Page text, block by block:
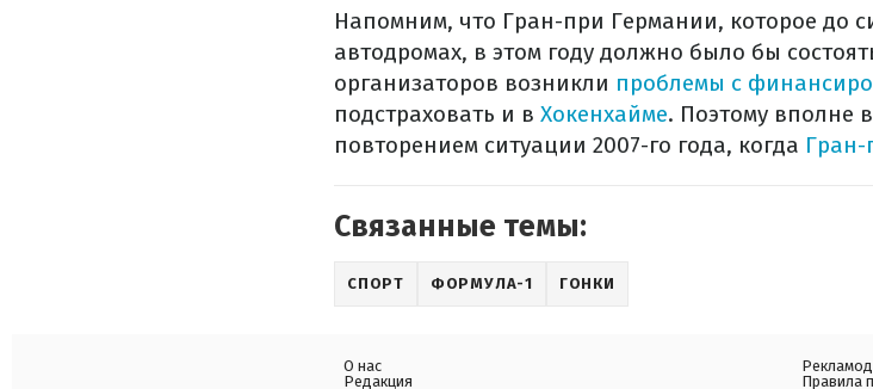
Напомним, что Гран-при Германии, которое до
автодромах, в этом году должно было бы
организаторов возникли проблемы с
подстраховать и в Хокенхайме. Поэтому вполне
повторением ситуации 2007-го года, когда
Связанные темы:
СПОРТ ФОРМУЛА-1 ГОНКИ
О нас
Редакция
Правила